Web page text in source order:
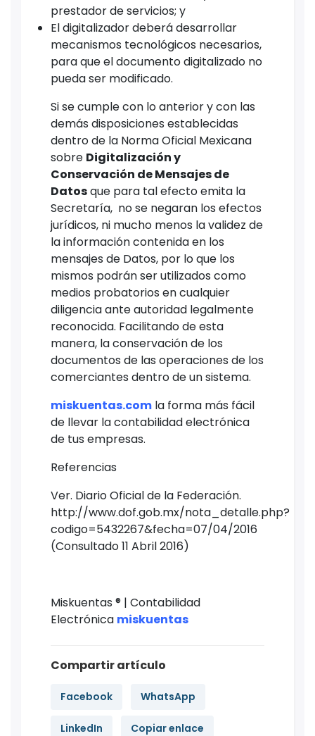
prestador de servicios; y
El digitalizador deberá desarrollar
mecanismos tecnológicos necesarios,
para que el documento digitalizado no
pueda ser modificado.
Si se cumple con lo anterior y con las
demás disposiciones establecidas
dentro de la Norma Oficial Mexicana
sobre Digitalización y
Conservación de Mensajes de
Datosque para tal efecto emita la
Secretaría, no se negaran los efectos
jurídicos, ni mucho menos la validez de
la información contenida en los
mensajes de Datos, por lo que los
mismos podrán ser utilizados como
medios probatorios en cualquier
diligencia ante autoridad legalmente
reconocida. Facilitando de esta
manera, la conservación de los
documentos de las operaciones de los
comerciantes dentro de un sistema.
miskuentas.com la forma más fácil
de llevar la contabilidad electrónica
de tus empresas.
Referencias
Ver. Diario Oficial de la Federación.
http://www.dof.gob.mx/nota_detalle.php?
codigo=5432267&fecha=07/04/2016
(Consultado 11 Abril 2016)
Miskuentas ® | Contabilidad
Electrónica miskuentas
Compartir artículo
Facebook WhatsApp
LinkedIn Copiar enlace